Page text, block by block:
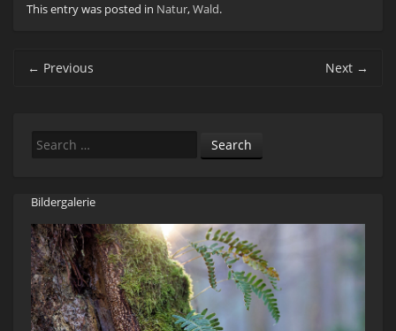
This entry was posted in Natur,Wald.
Post navigation
← Previous Next →
Search
Bildergalerie